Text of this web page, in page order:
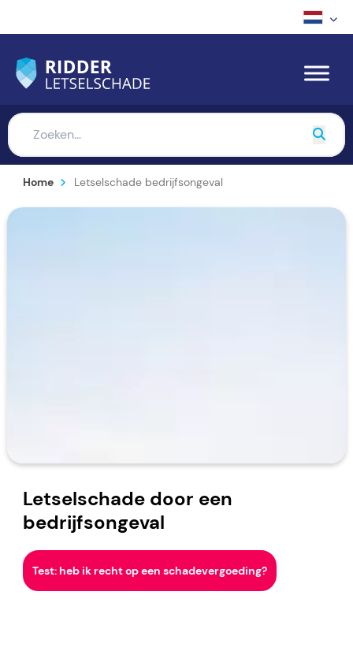
Home Letselschade bedrijfsongeval
Letselschade door een
bedrijfsongeval
Test: heb ik recht op een schadevergoeding?